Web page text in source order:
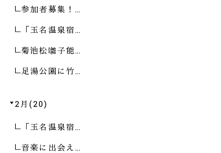
参加者募集！…
「玉名温泉宿…
菊池松囃子能…
足湯公園に竹…
2月(20)
「玉名温泉宿…
音楽に出会え…